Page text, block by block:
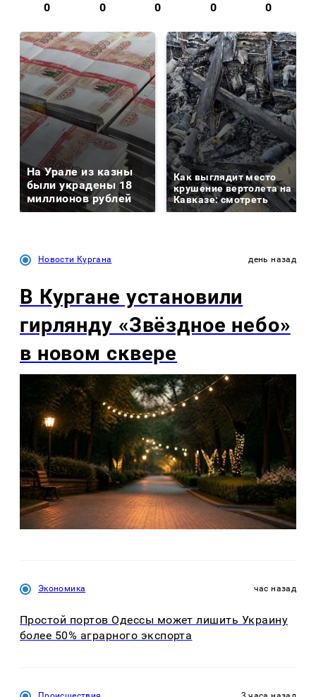
0 0 0 0 0
На Урале из казны
были украдены 18
миллионов рублей
Как выглядит место
крушение вертолета на
Кавказе: смотреть
Новости Кургана день назад
В Кургане установили
гирлянду «Звёздное небо»
в новом сквере
Экономика час назад
Простой портов Одессы может лишить Украину
более 50% аграрного экспорта